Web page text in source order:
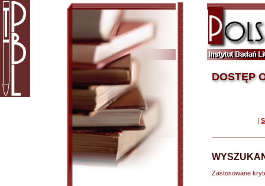
DOSTĘP
|
Zastosowane